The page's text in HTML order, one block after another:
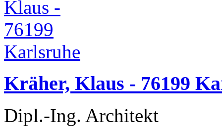
Kräher, Klaus - 76199
Dipl.-Ing. Architekt